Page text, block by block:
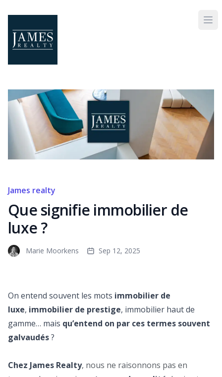
James realty
Que signifie immobilier de
luxe ?
Marie Moorkens Sep 12, 2025
On entend souvent les mots immobilier de
luxe, immobilier de prestige, immobilier haut de
gamme… mais qu’entend on par ces termes souvent
galvaudés?
Chez James Realty, nous ne raisonnons pas en